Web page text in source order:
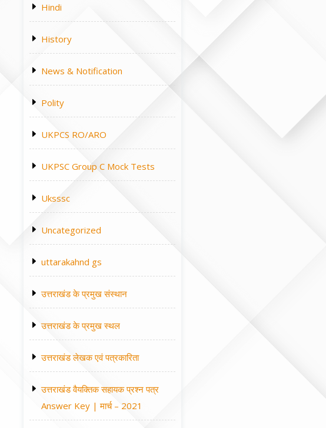
Hindi
History
News & Notification
Polity
UKPCS RO/ARO
UKPSC Group C Mock Tests
Uksssc
Uncategorized
uttarakahnd gs
उत्तराखंड के प्रमुख संस्थान
उत्तराखंड के प्रमुख स्थल
उत्तराखंड लेखक एवं पत्रकारिता
उत्तराखंड वैयक्तिक सहायक प्रश्न पत्र
Answer Key | मार्च – 2021